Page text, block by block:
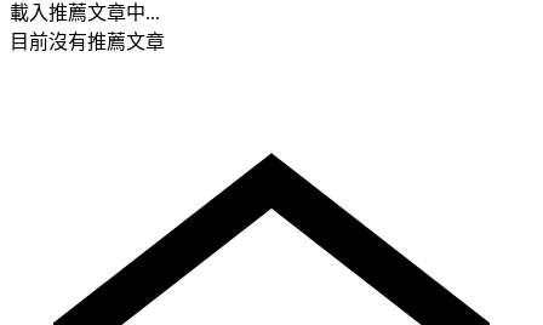
載入推薦文章中...
目前沒有推薦文章